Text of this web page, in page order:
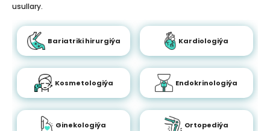
usullary.
Bariatriki hirurgiýa Kardiologiýa
Kosmetologiýa Endokrinologiýa
Ginekologiýa Ortopediýa